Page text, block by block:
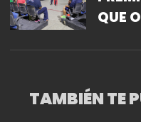
QUE
TAMBIÉN TE